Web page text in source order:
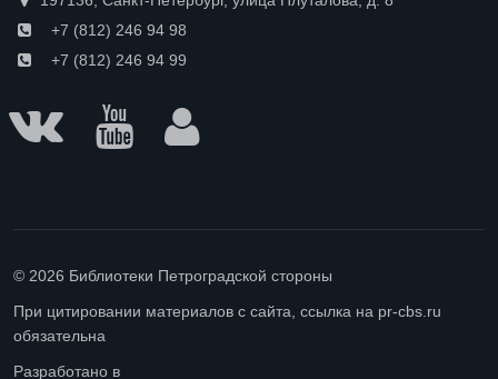
+7 (812) 246 94 98
+7 (812) 246 94 99
© 2026 Библиотеки Петроградской стороны
При цитировании материалов с сайта, ссылка на pr-cbs.ru
обязательна
Разработано в